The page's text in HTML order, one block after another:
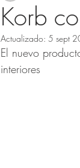
Korb
Actualizado: 5 sept
El nuevo
interiores